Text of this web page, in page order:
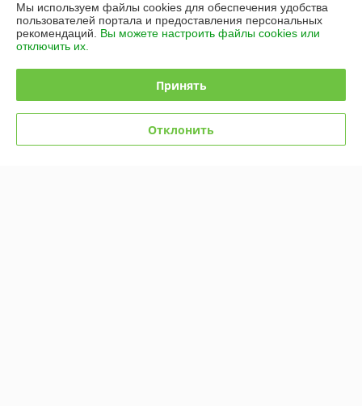
График работы
Политика обработки cookies
Мы используем файлы cookies для обеспечения удобства
пользователей портала и предоставления персональных
рекомендаций. Вы можете настроить файлы cookies или
отключить их.
Принять
Отклонить